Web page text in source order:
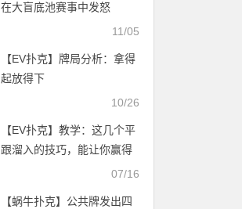
在大盲底池赛事中发怒
11/05
【EV扑克】牌局分析：拿得
起放得下
10/26
【EV扑克】教学：这几个平
跟溜入的技巧，能让你赢得
07/16
【蜗牛扑克】公共牌发出四